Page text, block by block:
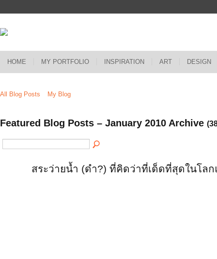
HOME MY PORTFOLIO INSPIRATION ART DESIGN
All Blog Posts My Blog
Featured Blog Posts – January 2010 Archive
สระว่ายน้ำ (ดำ?) ที่คิดว่าที่เด็ดที่สุดในโล